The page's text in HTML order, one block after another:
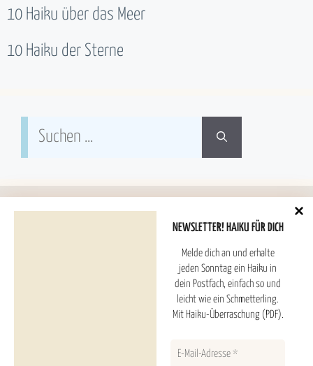
NEWSLETTER! HAIKU FÜR DICH
Melde dich an und erhalte
jeden Sonntag ein Haiku in
dein Postfach, einfach so und
leicht wie ein Schmetterling.
Mit Haiku-Überraschung (PDF).
10 Haiku über das Meer
10 Haiku der Sterne
Suchen
nach:
Haiku Überraschung (PDF) und Newsletter